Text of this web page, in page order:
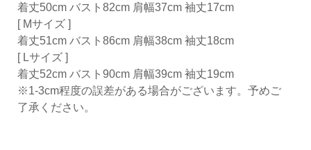
着丈50cm バスト82cm 肩幅37cm 袖丈17cm
[ Mサイズ ]
着丈51cm バスト86cm 肩幅38cm 袖丈18cm
[ Lサイズ ]
着丈52cm バスト90cm 肩幅39cm 袖丈19cm
※1-3cm程度の誤差がある場合がございます。予めご
了承ください。